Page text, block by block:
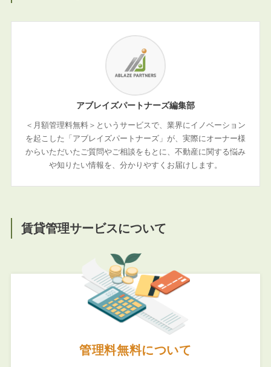
アブレイズパートナーズ編集部
＜月額管理料無料＞というサービスで、業界にイノベーション
を起こした「アブレイズパートナーズ」が、実際にオーナー様
からいただいたご質問やご相談をもとに、不動産に関する悩み
や知りたい情報を、分かりやすくお届けします。
賃貸管理サービスについて
管理料無料について